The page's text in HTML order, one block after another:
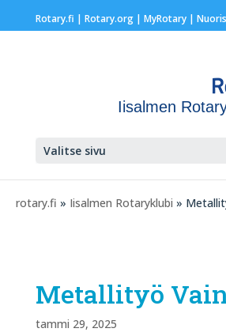
Rotary.fi | Rotary.org| MyRotary |
Iisalmen
Valitse sivu
rotary.fi » Iisalmen Rotaryklubi »
Metallityö
tammi 29, 2025